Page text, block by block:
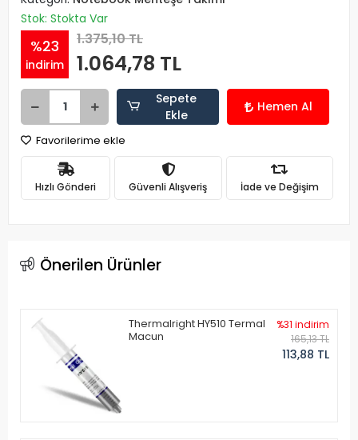
Stok: Stokta Var
%23
indirim
1.375,10 TL
1.064,78 TL
Sepete
Ekle
Hemen Al
Favorilerime ekle
Hızlı Gönderi Güvenli Alışveriş İade ve Değişim
Önerilen Ürünler
Thermalright HY510 Termal
Macun
%31 indirim
165,13 TL
113,88 TL